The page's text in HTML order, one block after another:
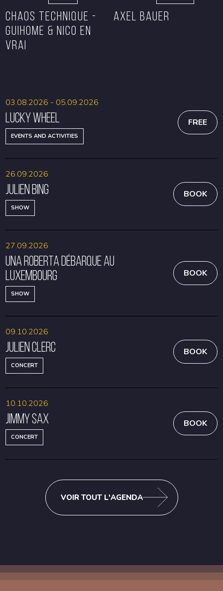
CHAOS TECHNIQUE -
GUIHOME & NICO EN
VRAI
Axel Bauer
Lucky Wheel
EVENTS AND ACTIVITIES
03.08.2026 - 05.09.2026
FREE
Julien Bing
SHOW
26.09.2026
BOOK
Una Roberta débarque au
Luxembourg
SHOW
27.09.2026
BOOK
Julien Clerc
CONCERT
09.10.2026
BOOK
Jimmy Sax
CONCERT
10.10.2026
BOOK
VOIR TOUT L'AGENDA